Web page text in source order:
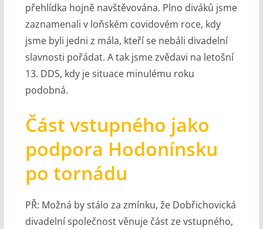
přehlídka hojně navštěvována. Plno diváků jsme
zaznamenali v loňském covidovém roce, kdy
jsme byli jedni z mála, kteří se nebáli divadelní
slavnosti pořádat. A tak jsme zvědavi na letošní
13. DDS, kdy je situace minulému roku
podobná.
Část vstupného jako
podpora Hodonínsku
po tornádu
PŘ: Možná by stálo za zmínku, že Dobřichovická
divadelní společnost věnuje část ze vstupného,